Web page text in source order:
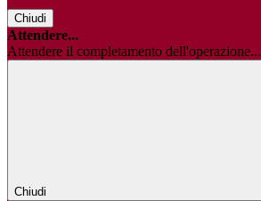
Chiudi
Attendere...
Attendere il completamento dell'operazione...
Chiudi